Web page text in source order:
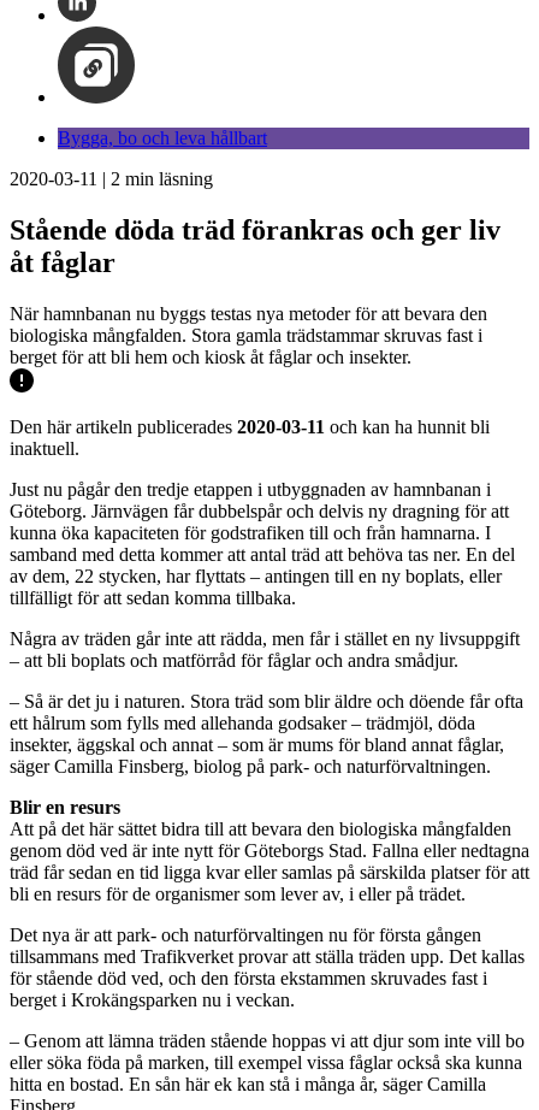
Bygga, bo och leva hållbart
2020-03-11 | 2 min läsning
Stående döda träd förankras och ger liv
åt fåglar
När hamnbanan nu byggs testas nya metoder för att bevara den
biologiska mångfalden. Stora gamla trädstammar skruvas fast i
berget för att bli hem och kiosk åt fåglar och insekter.
Den här artikeln publicerades 2020-03-11 och kan ha hunnit bli
inaktuell.
Just nu pågår den tredje etappen i utbyggnaden av hamnbanan i
Göteborg. Järnvägen får dubbelspår och delvis ny dragning för att
kunna öka kapaciteten för godstrafiken till och från hamnarna. I
samband med detta kommer att antal träd att behöva tas ner. En del
av dem, 22 stycken, har flyttats – antingen till en ny boplats, eller
tillfälligt för att sedan komma tillbaka.
Några av träden går inte att rädda, men får i stället en ny livsuppgift
– att bli boplats och matförråd för fåglar och andra smådjur.
– Så är det ju i naturen. Stora träd som blir äldre och döende får ofta
ett hålrum som fylls med allehanda godsaker – trädmjöl, döda
insekter, äggskal och annat – som är mums för bland annat fåglar,
säger Camilla Finsberg, biolog på park- och naturförvaltningen.
Blir en resurs
Att på det här sättet bidra till att bevara den biologiska mångfalden
genom död ved är inte nytt för Göteborgs Stad. Fallna eller nedtagna
träd får sedan en tid ligga kvar eller samlas på särskilda platser för att
bli en resurs för de organismer som lever av, i eller på trädet.
Det nya är att park- och naturförvaltingen nu för första gången
tillsammans med Trafikverket provar att ställa träden upp. Det kallas
för stående död ved, och den första ekstammen skruvades fast i
berget i Krokängsparken nu i veckan.
– Genom att lämna träden stående hoppas vi att djur som inte vill bo
eller söka föda på marken, till exempel vissa fåglar också ska kunna
hitta en bostad. En sån här ek kan stå i många år, säger Camilla
Finsberg.